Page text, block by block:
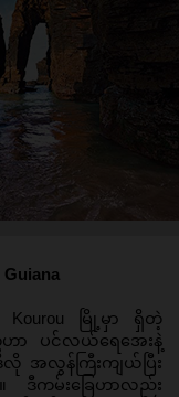
Guiana
မြို့မှာ ရှိတဲ့
ဟာ  ပင်လယ်ရေအေးနဲ့
အလွန်ကြီးကျယ်ပြီး
ဒီကမ်းခြေဟာလည်း